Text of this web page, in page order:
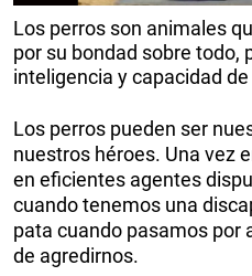
Los perros son animales
por su bondad sobre todo,
inteligencia y capacidad
Los perros pueden ser
nuestros héroes. Una vez
en eficientes agentes
cuando tenemos una
pata cuando pasamos por
de agredirnos.